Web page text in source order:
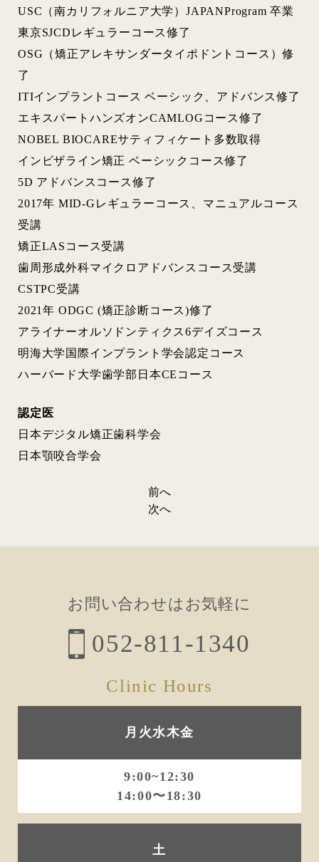
USC（南カリフォルニア大学）JAPANProgram 卒業
東京SJCDレギュラーコース修了
OSG（矯正アレキサンダータイポドントコース）修
了
ITIインプラントコース ベーシック、アドバンス修了
エキスパートハンズオンCAMLOGコース修了
NOBEL BIOCAREサティフィケート多数取得
インビザライン矯正 ベーシックコース修了
5D アドバンスコース修了
2017年 MID-Gレギュラーコース、マニュアルコース
受講
矯正LASコース受講
歯周形成外科マイクロアドバンスコース受講
CSTPC受講
2021年 ODGC (矯正診断コース)修了
アライナーオルソドンティクス6デイズコース
明海大学国際インプラント学会認定コース
ハーバード大学歯学部日本CEコース
認定医
日本デジタル矯正歯科学会
日本顎咬合学会
ナ
前へ
次へ
お問い合わせはお気軽に
052-811-1340
Clinic Hours
月火水木金
9:00~12:30
14:00〜18:30
土